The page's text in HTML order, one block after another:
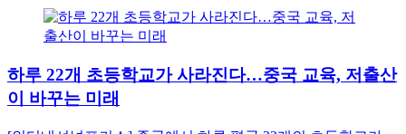
하루 22개 초등학교가 사라진다…중국 교육, 저출산
이 바꾸는 미래